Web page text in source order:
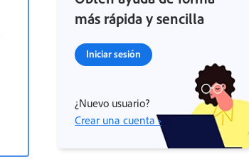
más rápida y sencilla
Iniciar sesión
¿Nuevo usuario?
Crear una cuenta ›